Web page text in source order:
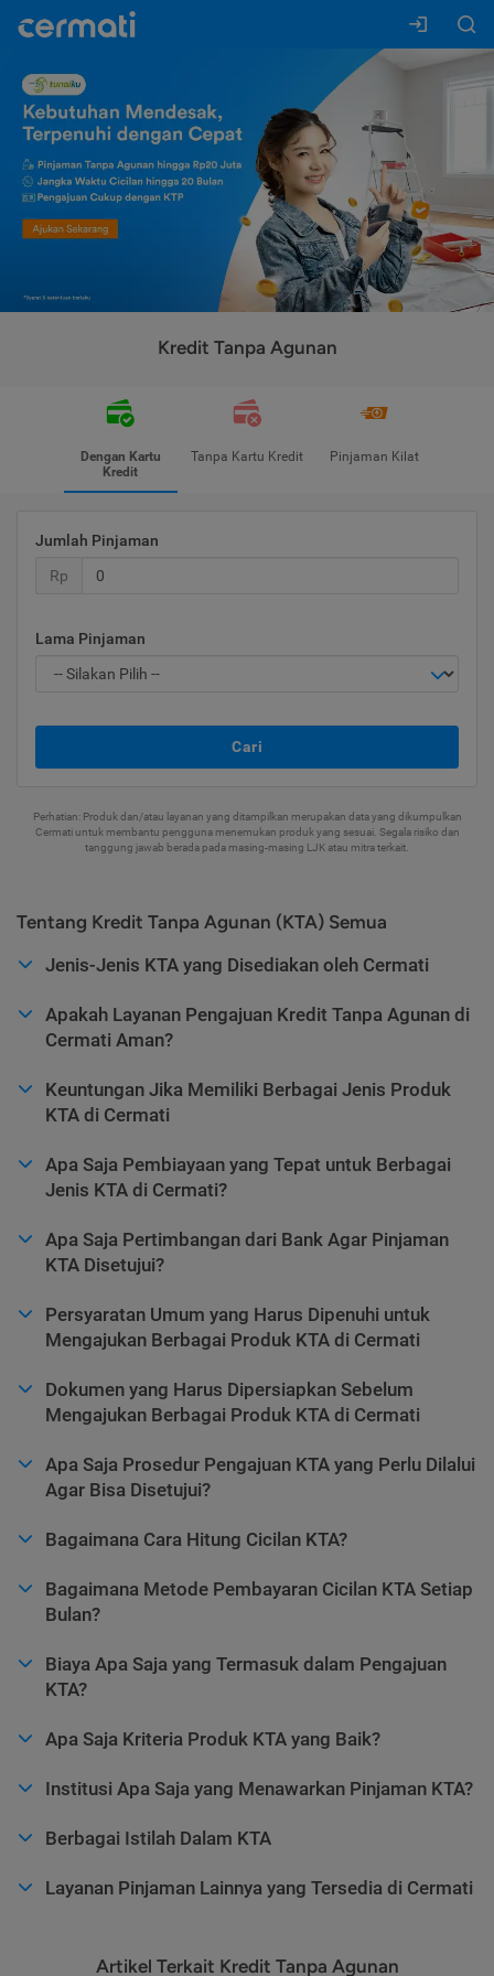
Kredit Tanpa Agunan
Dengan Kartu
Kredit
Tanpa Kartu Kredit Pinjaman Kilat
Jumlah Pinjaman
Rp
Lama Pinjaman
Cari
Perhatian: Produk dan/atau layanan yang ditampilkan merupakan data yang dikumpulkan
Cermati untuk membantu pengguna menemukan produk yang sesuai. Segala risiko dan
tanggung jawab berada pada masing-masing LJK atau mitra terkait.
Tentang Kredit Tanpa Agunan (KTA) Semua
Jenis-Jenis KTA yang Disediakan oleh Cermati
Apakah Layanan Pengajuan Kredit Tanpa Agunan di
Cermati Aman?
Keuntungan Jika Memiliki Berbagai Jenis Produk
KTA di Cermati
Apa Saja Pembiayaan yang Tepat untuk Berbagai
Jenis KTA di Cermati?
Apa Saja Pertimbangan dari Bank Agar Pinjaman
KTA Disetujui?
Persyaratan Umum yang Harus Dipenuhi untuk
Mengajukan Berbagai Produk KTA di Cermati
Dokumen yang Harus Dipersiapkan Sebelum
Mengajukan Berbagai Produk KTA di Cermati
Apa Saja Prosedur Pengajuan KTA yang Perlu Dilalui
Agar Bisa Disetujui?
Bagaimana Cara Hitung Cicilan KTA?
Bagaimana Metode Pembayaran Cicilan KTA Setiap
Bulan?
Biaya Apa Saja yang Termasuk dalam Pengajuan
KTA?
Apa Saja Kriteria Produk KTA yang Baik?
Institusi Apa Saja yang Menawarkan Pinjaman KTA?
Berbagai Istilah Dalam KTA
Layanan Pinjaman Lainnya yang Tersedia di Cermati
Artikel Terkait Kredit Tanpa Agunan